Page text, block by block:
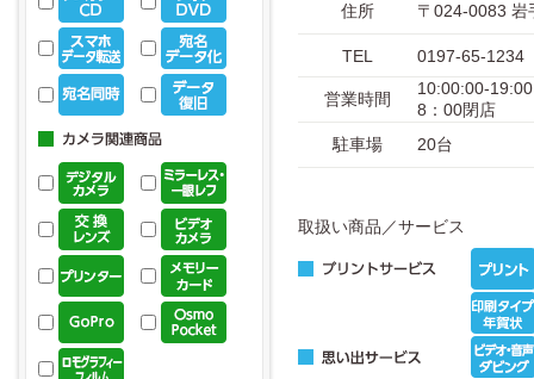
住所 〒024-0083 岩
TEL 0197-65-1234
営業時間
10:00:00-
8：00閉店
駐車場
20台
取扱い商品／サービス